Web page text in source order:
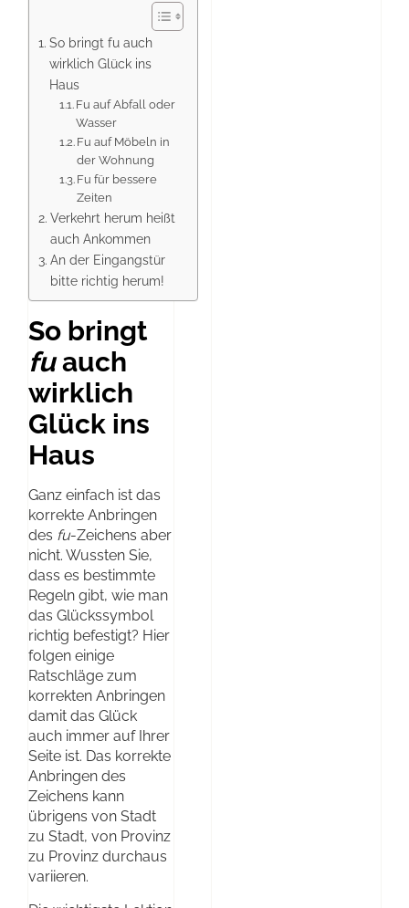
So bringt fu auch
wirklich Glück ins
Haus
Fu auf Abfall oder
Wasser
Fu auf Möbeln in
der Wohnung
Fu für bessere
Zeiten
Verkehrt herum heißt
auch Ankommen
An der Eingangstür
bitte richtig herum!
So bringt
fuauch
wirklich
Glück ins
Haus
Ganz einfach ist das
korrekte Anbringen
des fu-Zeichens aber
nicht. Wussten Sie,
dass es bestimmte
Regeln gibt, wie man
das Glückssymbol
richtig befestigt? Hier
folgen einige
Ratschläge zum
korrekten Anbringen
damit das Glück
auch immer auf Ihrer
Seite ist. Das korrekte
Anbringen des
Zeichens kann
übrigens von Stadt
zu Stadt, von Provinz
zu Provinz durchaus
variieren.